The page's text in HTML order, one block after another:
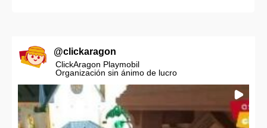
@clickaragon
ClickAragon Playmobil
Organización sin ánimo de lucro